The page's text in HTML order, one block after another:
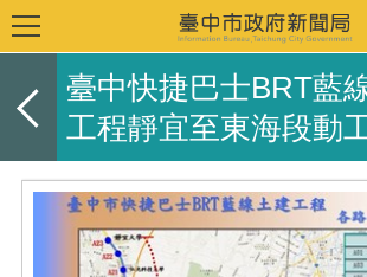
臺中快捷巴士BRT藍
工程靜宜至東海段動